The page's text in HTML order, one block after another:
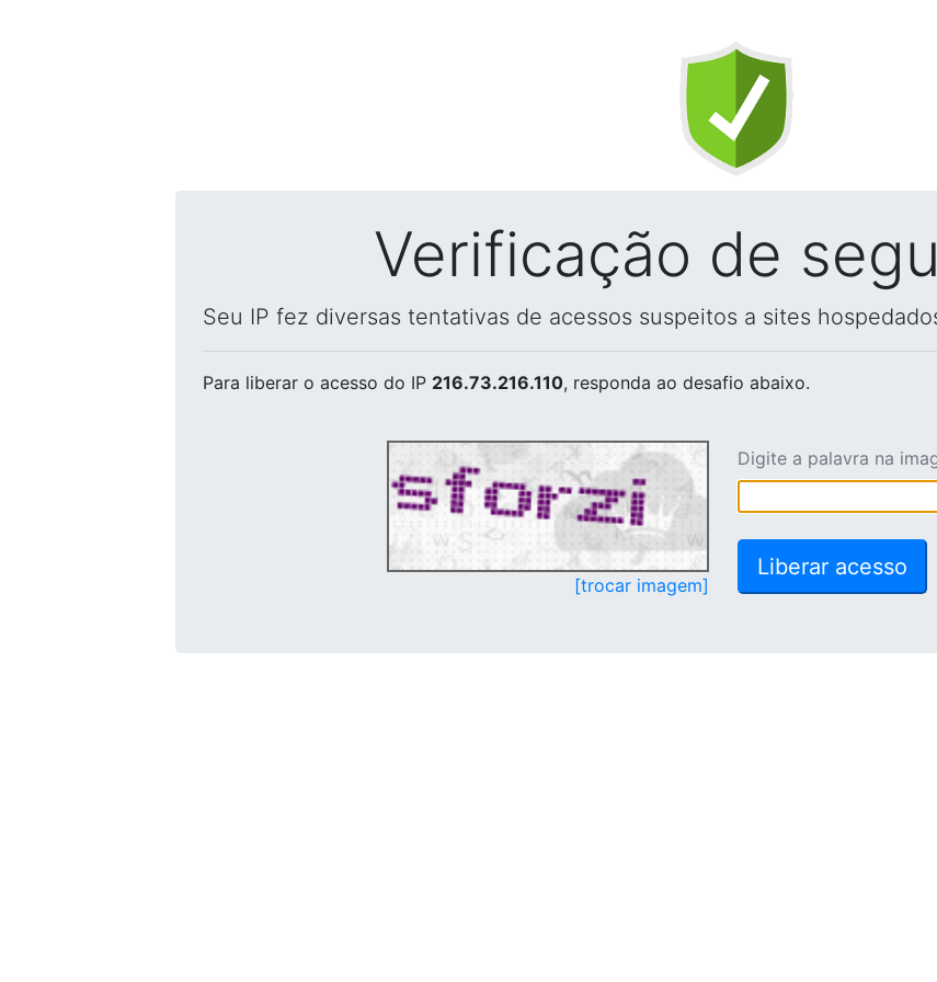
Verificação de
Seu IP fez diversas tentativas de acessos suspeitos a sites
Para liberar o acesso do IP 216.73.216.110, responda ao desafio abaixo.
[trocar imagem]
Digite a palavra na